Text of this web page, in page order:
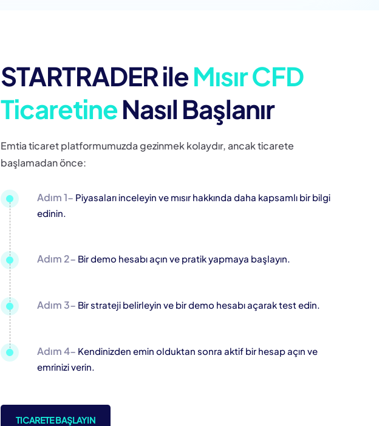
STARTRADER ileMısır CFD
TicaretineNasıl Başlanır
Emtia ticaret platformumuzda gezinmek kolaydır, ancak ticarete
başlamadan önce:
Adım 1- Piyasaları inceleyin ve mısır hakkında daha kapsamlı bir bilgi
edinin.
Adım 2- Bir demo hesabı açın ve pratik yapmaya başlayın.
Adım 3- Bir strateji belirleyin ve bir demo hesabı açarak test edin.
Adım 4- Kendinizden emin olduktan sonra aktif bir hesap açın ve
emrinizi verin.
TICARETE BAŞLAYIN